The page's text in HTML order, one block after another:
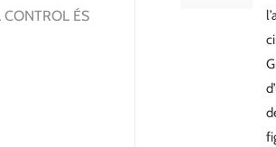
CONTROL ÉS